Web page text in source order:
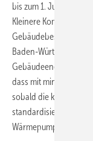
bis zum 1. Juli 2026
Kleinere Kommunen
Gebäudebestands zur
Baden-Württemberg
dass mit mindestens
sobald die
standardisierten
Wärmepumpen-